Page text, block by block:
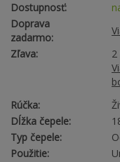
Dostupnosť:
Doprava
zadarmo:
Zľava:
2
Rúčka:
Dĺžka čepele:
Typ čepele:
Použitie: